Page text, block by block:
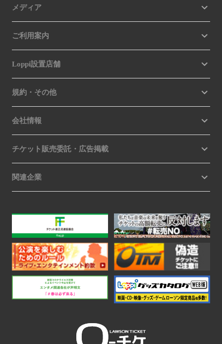
メディア
ご利用案内
Loppi設置店舗
規約・その他
会社情報
チケット販売委託・広告掲載
関連企業